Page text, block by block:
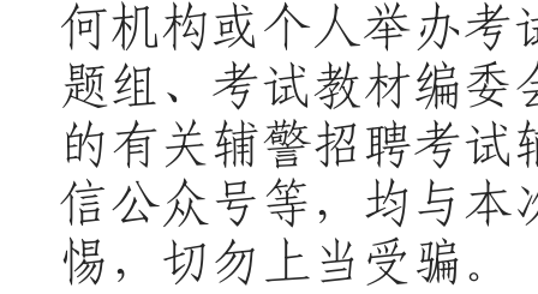
何机构或个人举办考
题组、考试教材编委
的有关辅警招聘考试
信公众号等，均与本
惕，切勿上当受骗。